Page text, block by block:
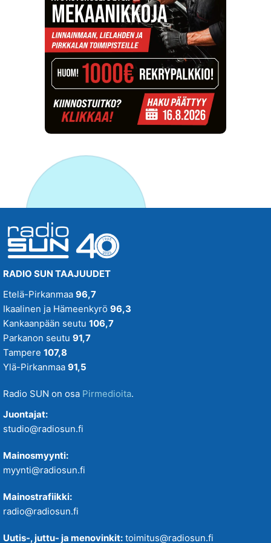
RADIO SUN TAAJUUDET
Etelä-Pirkanmaa 96,7
Ikaalinen ja Hämeenkyrö 96,3
Kankaanpään seutu 106,7
Parkanon seutu 91,7
Tampere 107,8
Ylä-Pirkanmaa 91,5
Radio SUN on osa Pirmedioita.
Juontajat:
studio@radiosun.fi
Mainosmyynti:
myynti@radiosun.fi
Mainostrafiikki:
radio@radiosun.fi
Uutis-, juttu- ja menovinkit: toimitus@radiosun.fi